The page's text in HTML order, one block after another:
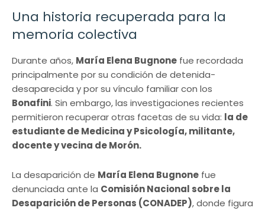
Una historia recuperada para la
memoria colectiva
Durante años, María Elena Bugnone fue recordada
principalmente por su condición de detenida-
desaparecida y por su vínculo familiar con los
Bonafini. Sin embargo, las investigaciones recientes
permitieron recuperar otras facetas de su vida: la de
estudiante de Medicina y Psicología, militante,
docente y vecina de Morón.
La desaparición de María Elena Bugnone fue
denunciada ante la Comisión Nacional sobre la
Desaparición de Personas (CONADEP), donde figura